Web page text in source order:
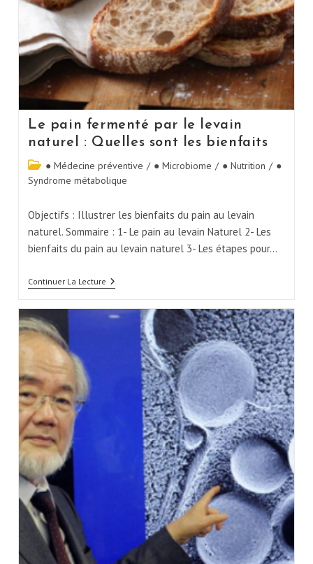
Le pain fermenté par le levain
naturel : Quelles sont les bienfaits
● Médecine préventive / ● Microbiome / ● Nutrition / ●
Syndrome métabolique
Objectifs : Illustrer les bienfaits du pain au levain
naturel. Sommaire : 1- Le pain au levain Naturel 2- Les
bienfaits du pain au levain naturel 3- Les étapes pour…
Continuer La Lecture